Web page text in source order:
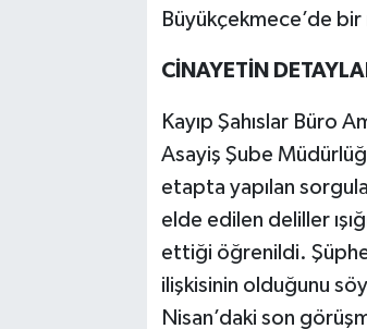
Büyükçekmece’de
CİNAYETİN
Kayıp Şahıslar Büro
Asayiş Şube
etapta yapılan
elde edilen deliller
ettiği öğrenildi.
ilişkisinin olduğunu
Nisan’daki son